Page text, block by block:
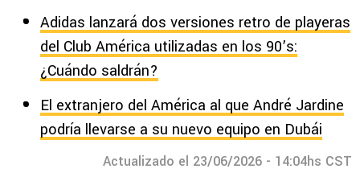
Adidas lanzará dos versiones retro de playeras
del Club América utilizadas en los 90’s:
¿Cuándo saldrán?
El extranjero del América al que André Jardine
podría llevarse a su nuevo equipo en Dubái
Actualizado el 23/06/2026 - 14:04hs CST